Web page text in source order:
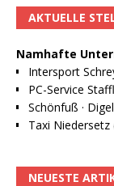
AKTUELLE
Namhafte
Intersport
PC-Service
Schönfuß ·
Taxi Niedersetz
NEUESTE